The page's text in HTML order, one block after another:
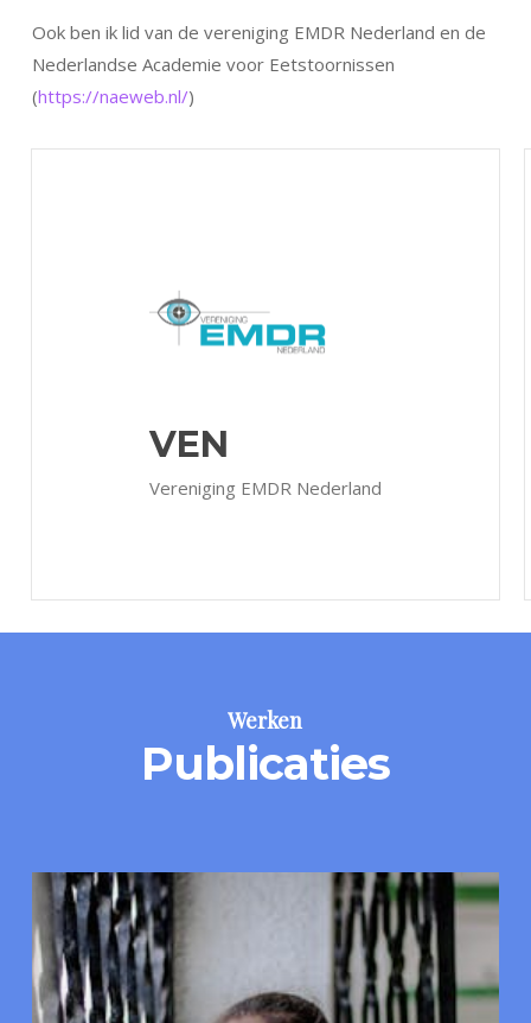
Ook ben ik lid van de vereniging EMDR Nederland en de
Nederlandse Academie voor Eetstoornissen
(https://naeweb.nl/)
VEN
Vereniging EMDR Nederland
Werken
Publicaties